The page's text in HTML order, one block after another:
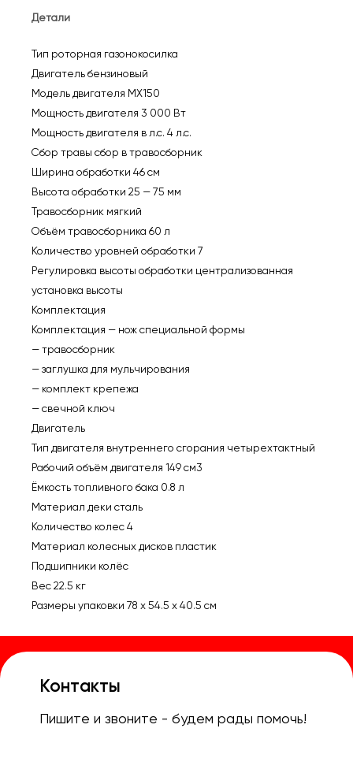
несамоходная
4л.с)
уцененный
(0003329480)
Детали
Тип роторная газонокосилка
Двигатель бензиновый
Модель двигателя MX150
Мощность двигателя 3 000 Вт
Мощность двигателя в л.с. 4 л.с.
Сбор травы сбор в травосборник
Ширина обработки 46 см
Высота обработки 25 — 75 мм
Травосборник мягкий
Объём травосборника 60 л
Количество уровней обработки 7
Регулировка высоты обработки централизованная
установка выcоты
Комплектация
Комплектация — нож специальной формы
— травосборник
— заглушка для мульчирования
— комплект крепежа
— свечной ключ
Двигатель
Тип двигателя внутреннего сгорания четырехтактный
Рабочий объём двигателя 149 см3
Ёмкость топливного бака 0.8 л
Материал деки сталь
Количество колес 4
Материал колесных дисков пластик
Подшипники колёс
Вес 22.5 кг
Размеры упаковки 78 x 54.5 x 40.5 см
Контакты
Пишите и звоните - будем рады помочь!